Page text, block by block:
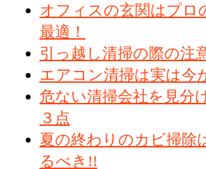
オフィスの玄関はプロ
最適！
引っ越し清掃の際の注
エアコン清掃は実は今
危ない清掃会社を見分
３点
夏の終わりのカビ掃除
るべき!!